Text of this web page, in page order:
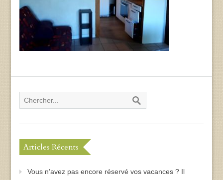
Articles Récents
Vous n’avez pas encore réservé vos vacances ? Il